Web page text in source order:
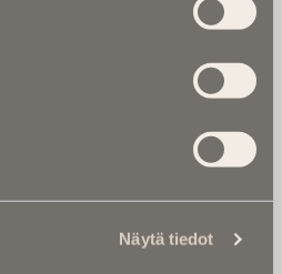
Näytä tiedot
keskittynyt uusi ja
Julkaisemme uusimmat